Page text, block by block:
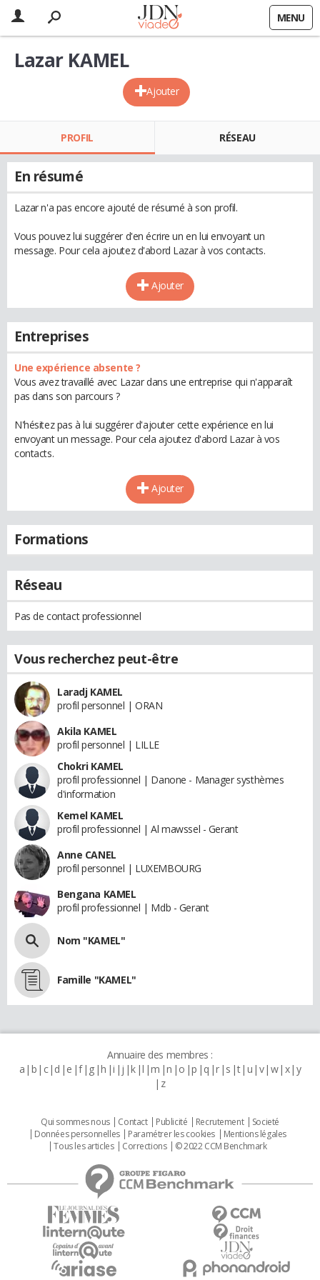
MENU
Ajouter
Lazar KAMEL
PROFIL RÉSEAU
En résumé
Lazar n'a pas encore ajouté de résumé à son profil.
Vous pouvez lui suggérer d'en écrire un en lui envoyant un
message. Pour cela ajoutez d'abord Lazar à vos contacts.
Ajouter
Entreprises
Une expérience absente ?
Vous avez travaillé avec Lazar dans une entreprise qui n'apparaît
pas dans son parcours ?
N'hésitez pas à lui suggérer d'ajouter cette expérience en lui
envoyant un message. Pour cela ajoutez d'abord Lazar à vos
contacts.
Ajouter
Formations
Réseau
Pas de contact professionnel
Vous recherchez peut-être
Laradj KAMEL
profil personnel | ORAN
Akila KAMEL
profil personnel | LILLE
Chokri KAMEL
profil professionnel | Danone - Manager systhèmes
d'information
Kemel KAMEL
profil professionnel | Al mawssel - Gerant
Anne CANEL
profil personnel | LUXEMBOURG
Bengana KAMEL
profil professionnel | Mdb - Gerant
Nom "KAMEL"
Famille "KAMEL"
Annuaire des membres :
a b c d e f g h i j k l m n o p q r s t u v w x y
z
Qui sommes nous Contact Publicité Recrutement
Societé
Données personnelles
Paramétrer les cookies
Mentions légales
Tous les articles
Corrections © 2022 CCM Benchmark